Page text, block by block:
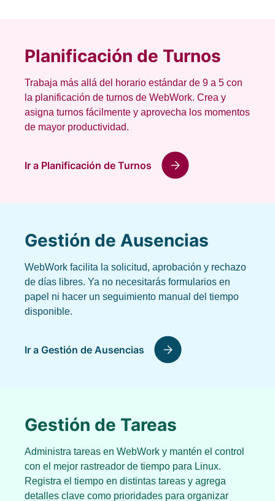
Planificación de Turnos
Trabaja más allá del horario estándar de 9 a 5 con
la planificación de turnos de WebWork. Crea y
asigna turnos fácilmente y aprovecha los momentos
de mayor productividad.
Ir a Planificación de Turnos
Gestión de Ausencias
WebWork facilita la solicitud, aprobación y rechazo
de días libres. Ya no necesitarás formularios en
papel ni hacer un seguimiento manual del tiempo
disponible.
Ir a Gestión de Ausencias
Gestión de Tareas
Administra tareas en WebWork y mantén el control
con el mejor rastreador de tiempo para Linux.
Registra el tiempo en distintas tareas y agrega
detalles clave como prioridades para organizar